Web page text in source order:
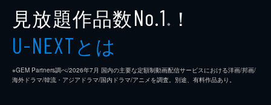
見放題作品数No.1 ※ ！
U-NEXTとは
※GEM Partners調べ/2026年7⽉ 国内の主要な定額制動画配信サービスにおける洋画/邦画/
海外ドラマ/韓流・アジアドラマ/国内ドラマ/アニメを調査。別途、有料作品あり。